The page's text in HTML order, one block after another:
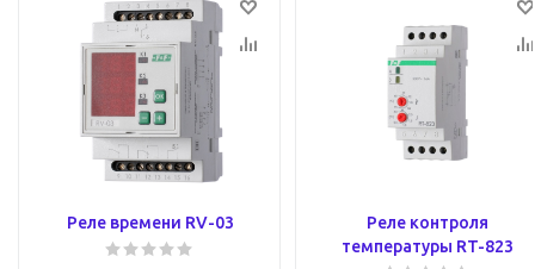
Реле времени RV-03
Реле контроля
температуры RT-823